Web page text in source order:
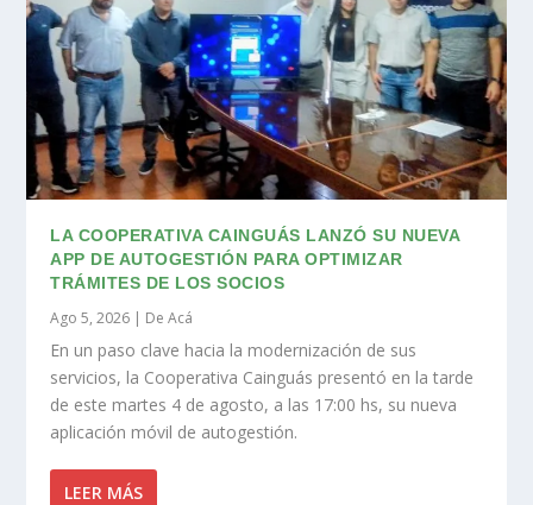
LA COOPERATIVA CAINGUÁS LANZÓ SU NUEVA
APP DE AUTOGESTIÓN PARA OPTIMIZAR
TRÁMITES DE LOS SOCIOS
Ago 5, 2026 | De Acá
En un paso clave hacia la modernización de sus
servicios, la Cooperativa Cainguás presentó en la tarde
de este martes 4 de agosto, a las 17:00 hs, su nueva
aplicación móvil de autogestión.
LEER MÁS